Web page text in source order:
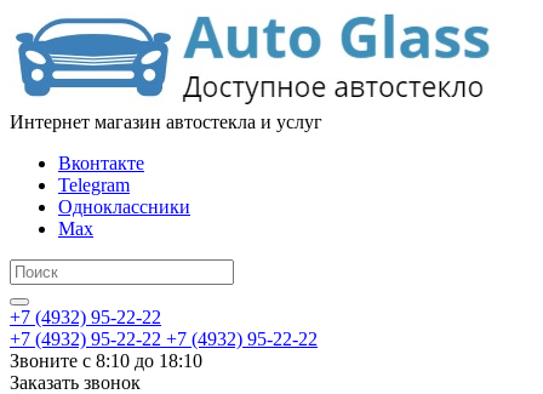
Интернет магазин автостекла и услуг
Вконтакте
Telegram
Одноклассники
Max
+7 (4932) 95-22-22
+7 (4932) 95-22-22 +7 (4932) 95-22-22
Звоните с 8:10 до 18:10
Заказать звонок